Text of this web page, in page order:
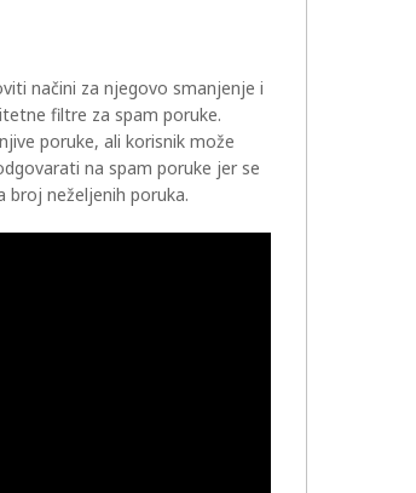
načini za njegovo smanjenje i
filtre za spam poruke.
poruke, ali korisnik može
na spam poruke jer se
neželjenih poruka.